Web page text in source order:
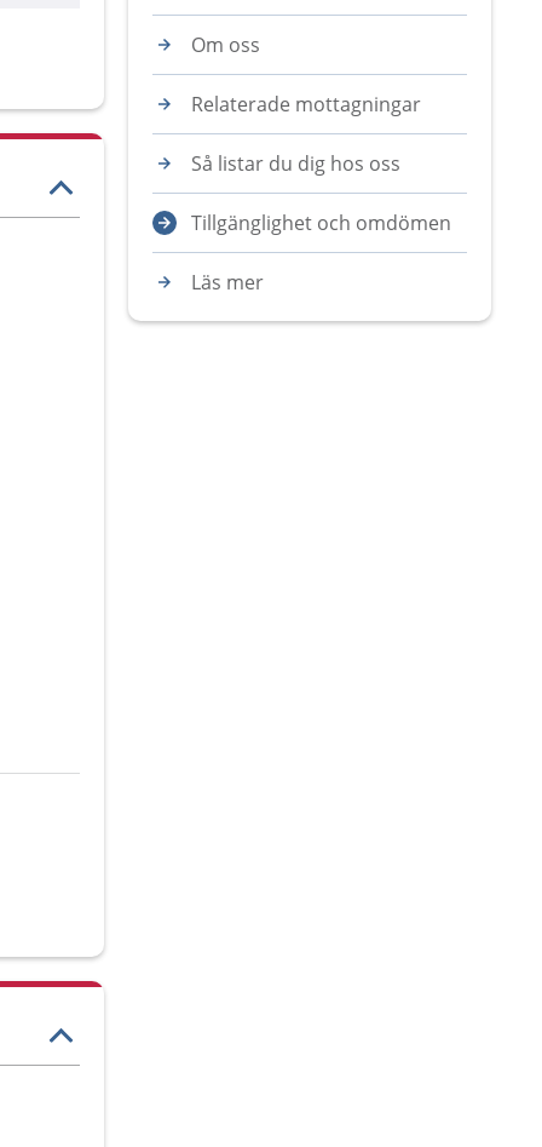
Om oss
Relaterade mottagningar
Så listar du dig hos oss
Tillgänglighet och omdömen
Läs mer